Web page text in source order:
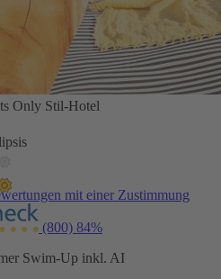
Only Stil-Hotel
mit einer Zustimmung
(800) 84%
Swim-Up inkl. AI